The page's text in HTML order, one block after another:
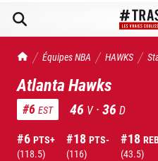
TrashTalk Actu NBA
Équipes NBA HAWKS
Atlanta Hawks
#6 EST 46 V ·36 D
#6 PTS+
(118.5)
#18 PTS-
(116)
#18
(43.5)